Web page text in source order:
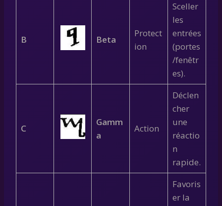
B Beta
Protect
ion
Sceller
les
entrées
(portes
/fenêtr
es).
C
Gamm
a
Action
Déclen
cher
une
réactio
n
rapide.
Favoris
er la